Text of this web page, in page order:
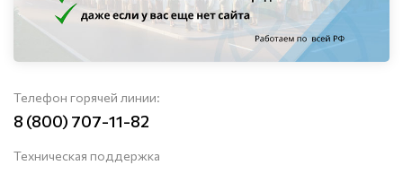
Телефон горячей линии:
8 (800) 707-11-82
Техническая поддержка